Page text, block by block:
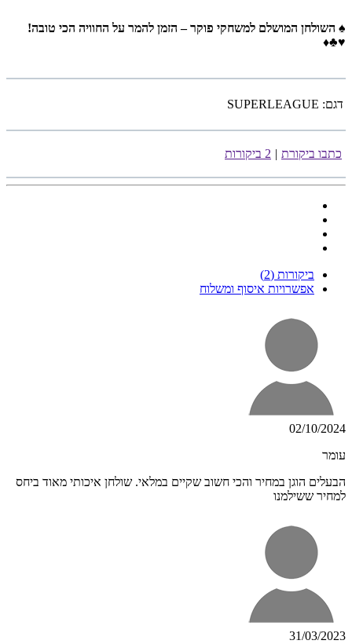
♠ השולחן המושלם למשחקי פוקר – הזמן להמר על החוויה הכי טובה!
♥♣♦
דגם: SUPERLEAGUE
כתבו ביקורת | 2 ביקורות
ביקורות (2)
אפשרויות איסוף ומשלוח
02/10/2024
עומר
הבעלים הוגן במחיר והכי חשוב שקיים במלאי. שולחן איכותי מאוד ביחס
למחיר ששילמנו
31/03/2023